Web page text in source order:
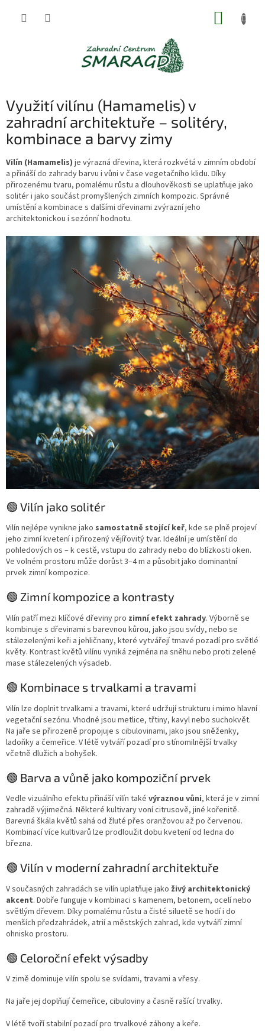
Využití vilínu (Hamamelis) v
zahradní architektuře – solitéry,
kombinace a barvy zimy
Vilín (Hamamelis) je výrazná dřevina, která rozkvétá v zimním období
a přináší do zahrady barvu i vůni v čase vegetačního klidu. Díky
přirozenému tvaru, pomalému růstu a dlouhověkosti se uplatňuje jako
solitér i jako součást promyšlených zimních kompozic. Správné
umístění a kombinace s dalšími dřevinami zvýrazní jeho
architektonickou i sezónní hodnotu.
🟢 Vilín jako solitér
Vilín nejlépe vynikne jako samostatně stojící keř, kde se plně projeví
jeho zimní kvetení i přirozený vějířovitý tvar. Ideální je umístění do
pohledových os – k cestě, vstupu do zahrady nebo do blízkosti oken.
Ve volném prostoru může dorůst 3–4 m a působit jako dominantní
prvek zimní kompozice.
🟢 Zimní kompozice a kontrasty
Vilín patří mezi klíčové dřeviny pro zimní efekt zahrady. Výborně se
kombinuje s dřevinami s barevnou kůrou, jako jsou svídy, nebo se
stálezelenými keři a jehličnany, které vytvářejí tmavé pozadí pro světlé
květy. Kontrast květů vilínu vyniká zejména na sněhu nebo proti zelené
mase stálezelených výsadeb.
🟢 Kombinace s trvalkami a travami
Vilín lze doplnit trvalkami a travami, které udržují strukturu i mimo hlavní
vegetační sezónu. Vhodné jsou metlice, třtiny, kavyl nebo suchokvět.
Na jaře se přirozeně propojuje s cibulovinami, jako jsou sněženky,
ladoňky a čemeřice. V létě vytváří pozadí pro stínomilnější trvalky
včetně dlužich a bohyšek.
🟢 Barva a vůně jako kompoziční prvek
Vedle vizuálního efektu přináší vilín také výraznou vůni, která je v zimní
zahradě výjimečná. Některé kultivary voní citrusově, jiné kořenitě.
Barevná škála květů sahá od žluté přes oranžovou až po červenou.
Kombinací více kultivarů lze prodloužit dobu kvetení od ledna do
března.
🟢 Vilín v moderní zahradní architektuře
V současných zahradách se vilín uplatňuje jako živý architektonický
akcent. Dobře funguje v kombinaci s kamenem, betonem, ocelí nebo
světlým dřevem. Díky pomalému růstu a čisté siluetě se hodí i do
menších předzahrádek, atrií a městských zahrad, kde vytváří zimní
ohnisko prostoru.
🟢 Celoroční efekt výsadby
V zimě dominuje vilín spolu se svídami, travami a vřesy.
Na jaře jej doplňují čemeřice, cibuloviny a časně rašící trvalky.
V létě tvoří stabilní pozadí pro trvalkové záhony a keře.